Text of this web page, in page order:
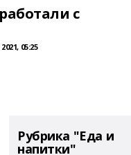
с
05:25
Рубрика "Еда и
напитки"